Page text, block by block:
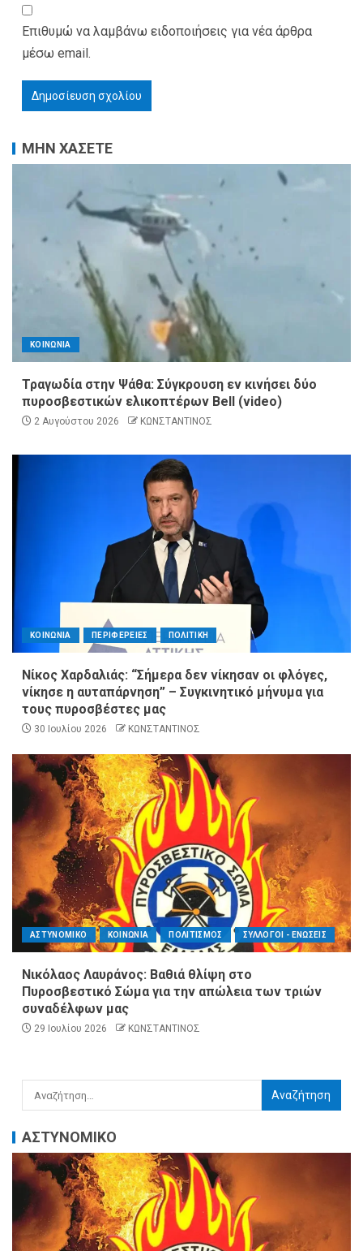
Επιθυμώ να λαμβάνω ειδοποιήσεις για νέα άρθρα
μέσω email.
ΜΗΝ ΧΑΣΕΤΕ
ΚΟΙΝΩΝΙΑ
Τραγωδία στην Ψάθα: Σύγκρουση εν κινήσει δύο
πυροσβεστικών ελικοπτέρων Bell (video)
2 Αυγούστου 2026 ΚΩΝΣΤΑΝΤΙΝΟΣ
ΚΟΙΝΩΝΙΑ ΠΕΡΙΦΕΡΕΙΕΣ ΠΟΛΙΤΙΚΗ
Νίκος Χαρδαλιάς: “Σήμερα δεν νίκησαν οι φλόγες,
νίκησε η αυταπάρνηση” – Συγκινητικό μήνυμα για
τους πυροσβέστες μας
30 Ιουλίου 2026 ΚΩΝΣΤΑΝΤΙΝΟΣ
ΑΣΤΥΝΟΜΙΚΟ ΚΟΙΝΩΝΙΑ ΠΟΛΙΤΙΣΜΟΣ ΣΥΛΛΟΓΟΙ - ΕΝΩΣΕΙΣ
Νικόλαος Λαυράνος: Βαθιά θλίψη στο
Πυροσβεστικό Σώμα για την απώλεια των τριών
συναδέλφων μας
29 Ιουλίου 2026 ΚΩΝΣΤΑΝΤΙΝΟΣ
ΑΣΤΥΝΟΜΙΚΟ